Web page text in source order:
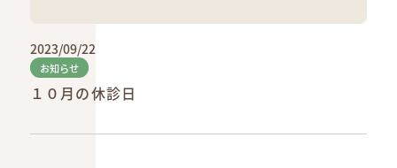
2023/09/22
お知らせ
１０月の休診日